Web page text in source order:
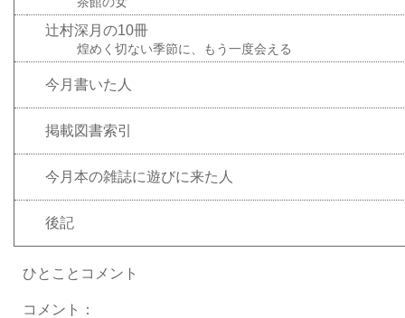
辻村深月の10冊
煌めく切ない季節に、もう一度会える
今月書いた人
掲載図書索引
今月本の雑誌に遊びに来た人
後記
ひとことコメント
コメント：